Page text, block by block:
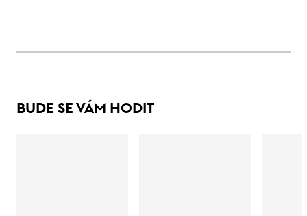
BUDE SE VÁM HODIT